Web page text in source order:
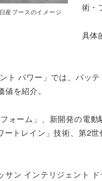
産ブースのイメージ
術・
具体
ト パワー」では、バッ
を紹介。
ォーム」、新開発の電
ートレイン」技術、第2
サン インテリジェント